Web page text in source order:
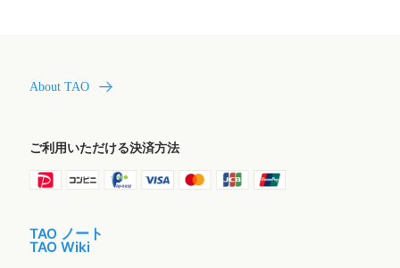
About TAO
ご利用いただける決済方法
TAO ノート
TAO Wiki